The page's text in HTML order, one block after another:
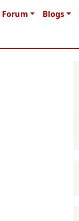
Forum Blogs